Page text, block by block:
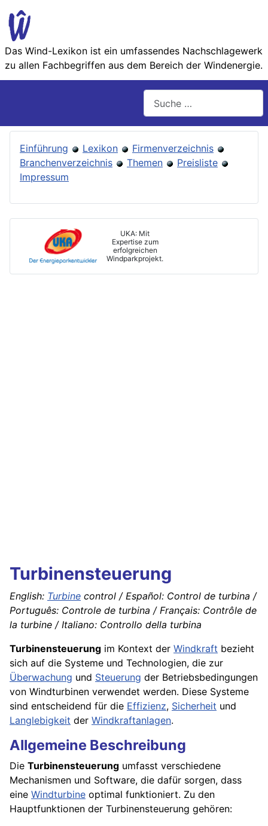
Das Wind-Lexikon ist ein umfassendes Nachschlage­werk
zu allen Fachbegriffen aus dem Bereich der Wind­energie.
Einführung Lexikon
Firmenverzeichnis
Branchenverzeichnis
Themen
Preisliste
Impressum
UKA: Mit
Expertise zum
erfolgreichen
Windparkprojekt.
Turbinensteuerung
English: Turbine control / Español: Control de turbina /
Português: Controle de turbina / Français: Contrôle de
la turbine / Italiano: Controllo della turbina
Turbinensteuerung im Kontext der Windkraft bezieht
sich auf die Systeme und Technologien, die zur
Überwachung und Steuerung der Betriebsbedingungen
von Windturbinen verwendet werden. Diese Systeme
sind entscheidend für die Effizienz, Sicherheit und
Langlebigkeit der Windkraftanlagen.
Allgemeine Beschreibung
Die Turbinensteuerung umfasst verschiedene
Mechanismen und Software, die dafür sorgen, dass
eine Windturbine optimal funktioniert. Zu den
Hauptfunktionen der Turbinensteuerung gehören: